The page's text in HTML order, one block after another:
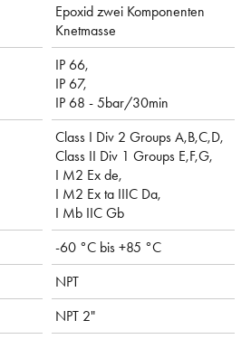
Epoxid zwei Komponenten
Knetmasse
IP 66,
IP 67,
IP 68 - 5bar/30min
Class I Div 2 Groups A,B,C,D,
Class II Div 1 Groups E,F,G,
I M2 Ex de,
I M2 Ex ta IIIC Da,
I Mb IIC Gb
-60 °C bis +85 °C
NPT
NPT 2"